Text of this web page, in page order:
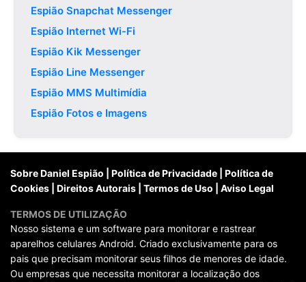
Espião Snapchat Messenger
Espião Internet Wi-Fi
Espião Kik Messenger
Espião Line Messenger
Espião MMS Multimídia
Espião Fotos e Imagens
Sobre Daniel Espião Política de Privacidade
Política de
Cookies
Direitos Autorais Termos de Uso Aviso Legal
TERMOS DE UTILIZAÇÃO
Nosso sistema e um software para monitorar e rastrear
aparelhos celulares Android. Criado exclusivamente para os
pais que precisam monitorar seus filhos de menores de idade.
Ou empresas que necessita monitorar a localização dos